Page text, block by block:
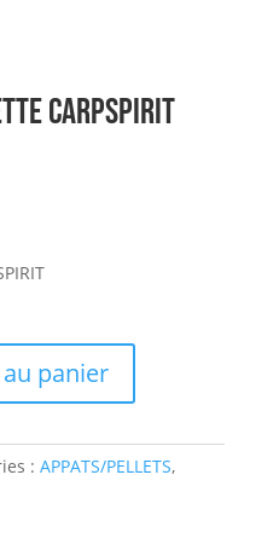
CARPSPIRIT
panier
: APPATS/PELLETS,